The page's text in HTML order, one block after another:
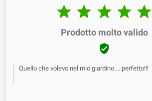
    
Prodotto molto valido

Quello che volevo nel mio giardino.....perfetto!!!